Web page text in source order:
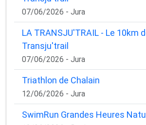
07/06/2026 - Jura
LA TRANSJU'TRAIL - Le 10km
Transju'trail
07/06/2026 - Jura
Triathlon de Chalain
12/06/2026 - Jura
SwimRun Grandes Heures